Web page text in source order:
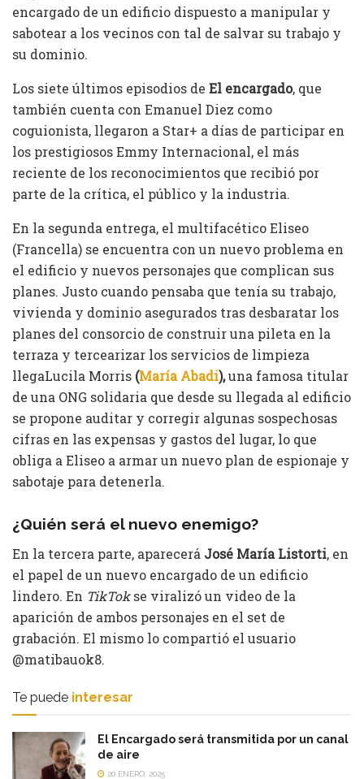
encargado de un edificio dispuesto a manipular y
sabotear a los vecinos con tal de salvar su trabajo y
su dominio.
Los siete últimos episodios de El encargado, que
también cuenta con Emanuel Diez como
coguionista, llegaron a Star+ a días de participar en
los prestigiosos Emmy Internacional, el más
reciente de los reconocimientos que recibió por
parte de la crítica, el público y la industria.
En la segunda entrega, el multifacético Eliseo
(Francella) se encuentra con un nuevo problema en
el edificio y nuevos personajes que complican sus
planes. Justo cuando pensaba que tenía su trabajo,
vivienda y dominio asegurados tras desbaratar los
planes del consorcio de construir una pileta en la
terraza y tercearizar los servicios de limpieza
llegaLucila Morris (María Abadi),una famosa titular
de una ONG solidaria que desde su llegada al edificio
se propone auditar y corregir algunas sospechosas
cifras en las expensas y gastos del lugar, lo que
obliga a Eliseo a armar un nuevo plan de espionaje y
sabotaje para detenerla.
¿Quién será el nuevo enemigo?
En la tercera parte, aparecerá José María Listorti, en
el papel de un nuevo encargado de un edificio
lindero. En TikTokse viralizó un video de la
aparición de ambos personajes en el set de
grabación. El mismo lo compartió el usuario
@matibauok8.
Te puede interesar
El Encargado será transmitida por un canal
de aire
20 ENERO, 2025